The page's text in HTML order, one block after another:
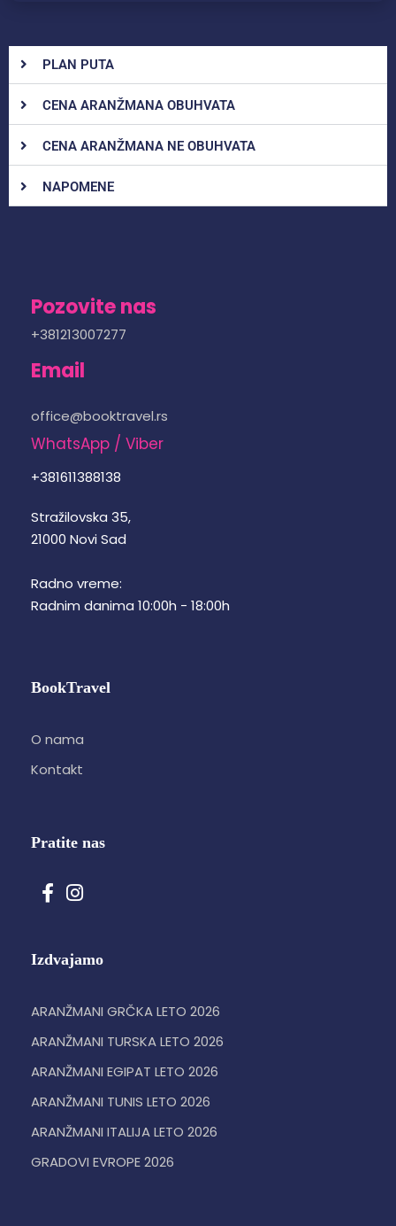
PLAN PUTA
CENA ARANŽMANA OBUHVATA
CENA ARANŽMANA NE OBUHVATA
NAPOMENE
Pozovite nas
+381213007277
Email
office@booktravel.rs
WhatsApp / Viber
+381611388138
Stražilovska 35,
21000 Novi Sad
Radno vreme:
Radnim danima 10:00h - 18:00h
BookTravel
O nama
Kontakt
Pratite nas
Izdvajamo
ARANŽMANI GRČKA LETO 2026
ARANŽMANI TURSKA LETO 2026
ARANŽMANI EGIPAT LETO 2026
ARANŽMANI TUNIS LETO 2026
ARANŽMANI ITALIJA LETO 2026
GRADOVI EVROPE 2026